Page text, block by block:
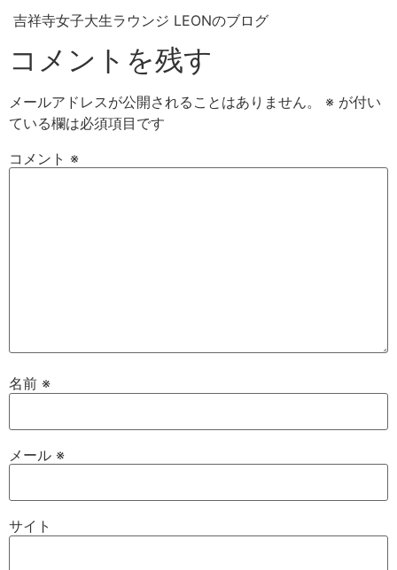
吉祥寺女子大生ラウンジ LEONのブログ
コメントを残す
メールアドレスが公開されることはありません。 ※ が付い
ている欄は必須項目です
コメント ※
名前 ※
メール ※
サイト